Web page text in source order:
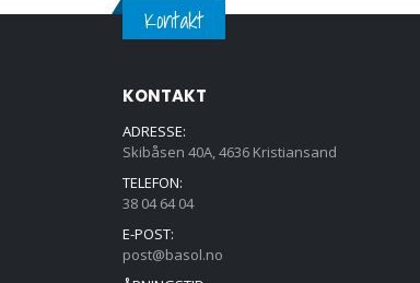
Kontakt
KONTAKT
ADRESSE:
Skibåsen 40A, 4636 Kristiansand
TELEFON:
38 04 64 04
E-POST:
post@basol.no